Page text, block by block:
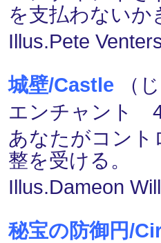
を支払わないか
Illus.Pete
城壁/Castle （
エンチャント
あなたがコント
整を受ける。
Illus.Dameon
秘宝の防御円/